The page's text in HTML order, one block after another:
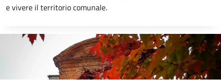
e vivere il territorio comunale.